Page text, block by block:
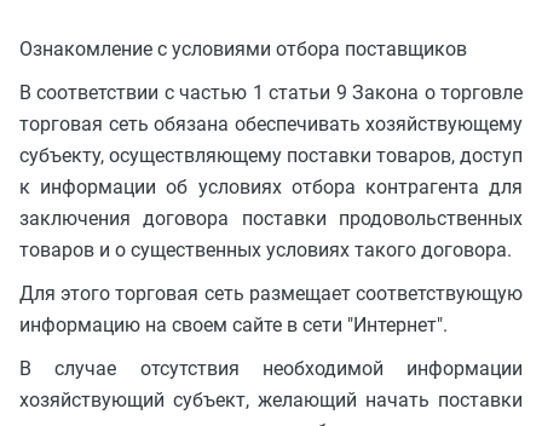
Ознакомление с условиями отбора поставщиков
В соответствии с частью 1 статьи 9 Закона о торговле
торговая сеть обязана обеспечивать хозяйствующему
субъекту, осуществляющему поставки товаров, доступ
к информации об условиях отбора контрагента для
заключения договора поставки продовольственных
товаров и о существенных условиях такого договора.
Для этого торговая сеть размещает соответствующую
информацию на своем сайте в сети "Интернет".
В случае отсутствия необходимой информации
хозяйствующий субъект, желающий начать поставки